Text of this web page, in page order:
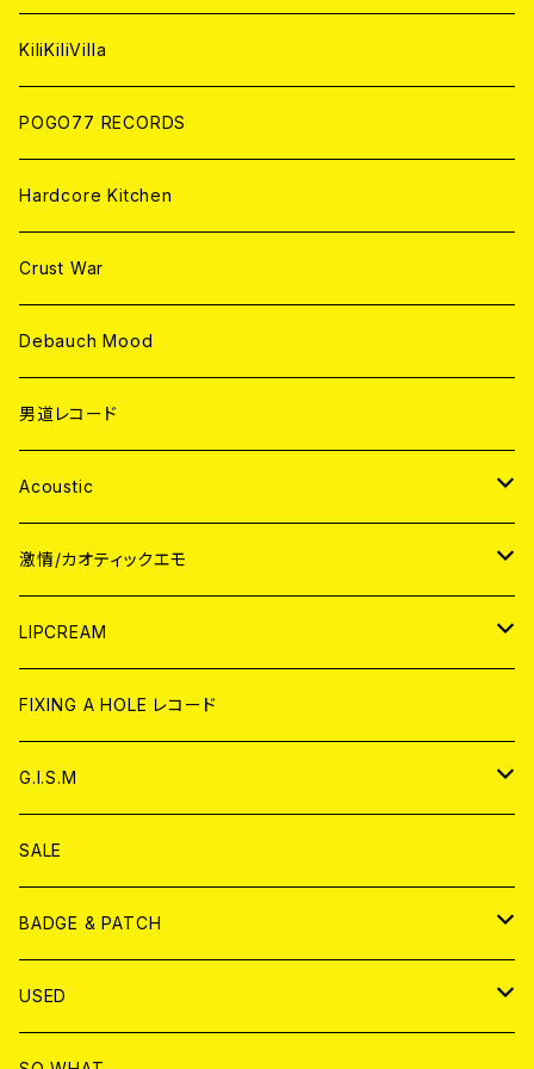
ANALOG
KiliKiliVilla
POGO77 RECORDS
Hardcore Kitchen
Crust War
Debauch Mood
男道レコード
Acoustic
JAPAN
CD
ANALOG
WORLD
CD
ANALOG
激情/カオティックエモ
JAPAN
CD
ANALOG
WORLD
CD
ANALOG
LIPCREAM
CD
アナログ
DVD
T-shirt & WEAR
FIXING A HOLE レコード
G.I.S.M
CD
ANALOG
T-SHIRT & WEAR
SALE
BADGE & PATCH
BADGE
USED